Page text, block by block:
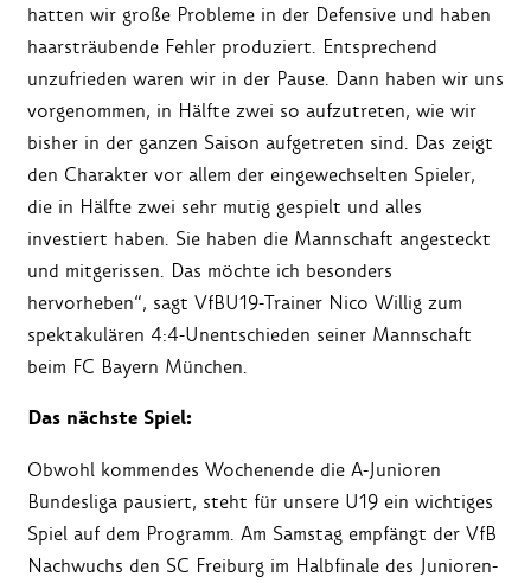
hatten wir große Probleme in der Defensive und haben
haarsträubende Fehler produziert. Entsprechend
unzufrieden waren wir in der Pause. Dann haben wir uns
vorgenommen, in Hälfte zwei so aufzutreten, wie wir
bisher in der ganzen Saison aufgetreten sind. Das zeigt
den Charakter vor allem der eingewechselten Spieler,
die in Hälfte zwei sehr mutig gespielt und alles
investiert haben. Sie haben die Mannschaft angesteckt
und mitgerissen. Das möchte ich besonders
hervorheben“, sagt VfBU19-Trainer Nico Willig zum
spektakulären 4:4-Unentschieden seiner Mannschaft
beim FC Bayern München.
Das nächste Spiel:
Obwohl kommendes Wochenende die A-Junioren
Bundesliga pausiert, steht für unsere U19 ein wichtiges
Spiel auf dem Programm. Am Samstag empfängt der VfB
Nachwuchs den SC Freiburg im Halbfinale des Junioren-